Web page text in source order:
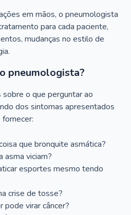
em mãos, o pneumologista
para cada paciente,
mudanças no estilo de
pneumologista?
o que perguntar ao
dos sintomas apresentados
que bronquite asmática?
asma viciam?
esportes mesmo tendo
crise de tosse?
pode virar câncer?